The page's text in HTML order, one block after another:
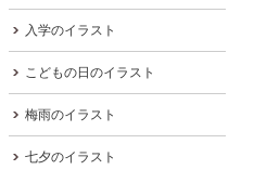
入学のイラスト
こどもの日のイラスト
梅雨のイラスト
七夕のイラスト